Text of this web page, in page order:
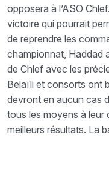
opposera à l’ASO
victoire qui pourrait
de reprendre les
championnat, Haddad
de Chlef avec les
Belaïli et consorts ont
devront en aucun cas
tous les moyens à leur
meilleurs résultats. La